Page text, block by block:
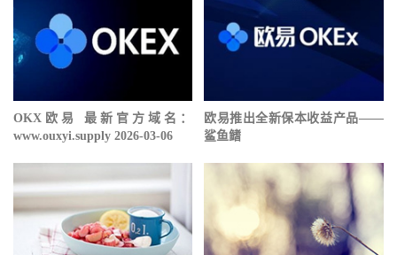
OKX欧易 最新官方域名：
www.ouxyi.supply 2026-03-06
欧易推出全新保本收益产品——
鲨鱼鳍